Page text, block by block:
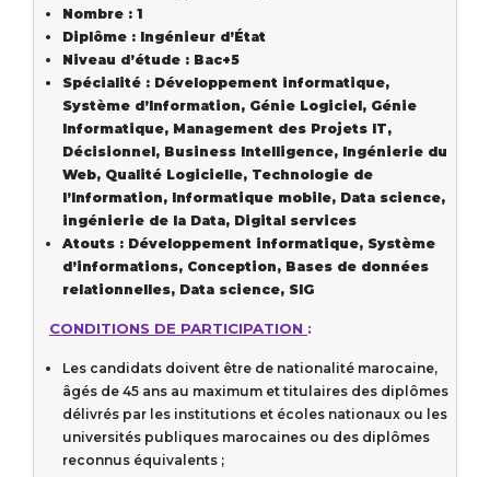
Nombre : 1
Diplôme : Ingénieur d’État
Niveau d’étude : Bac+5
Spécialité : Développement informatique,
Système d’Information, Génie Logiciel, Génie
Informatique, Management des Projets IT,
Décisionnel, Business Intelligence, Ingénierie du
Web, Qualité Logicielle, Technologie de
l’Information, Informatique mobile, Data science,
ingénierie de la Data, Digital services
Atouts : Développement informatique, Système
d’informations, Conception, Bases de données
relationnelles, Data science, SIG
CONDITIONS DE PARTICIPATION :
Les candidats doivent être de nationalité marocaine,
âgés de 45 ans au maximum et titulaires des diplômes
délivrés par les institutions et écoles nationaux ou les
universités publiques marocaines ou des diplômes
reconnus équivalents ;